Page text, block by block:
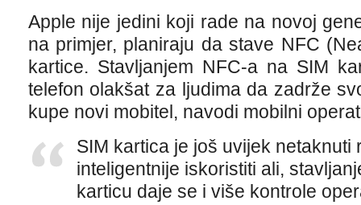
Apple nije jedini koji rade na novoj
na primjer, planiraju da stave NFC
kartice. Stavljanjem NFC-a na SIM
telefon olakšat za ljudima da zadrže
kupe novi mobitel, navodi mobilni
SIM kartica je još uvijek netaknuti
inteligentnije iskoristiti ali,
karticu daje se i više kontrole